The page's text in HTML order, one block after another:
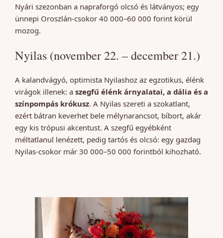
Nyári szezonban a napraforgó olcsó és látványos; egy
ünnepi Oroszlán-csokor 40 000–60 000 forint körül
mozog.
Nyilas (november 22. – december 21.)
A kalandvágyó, optimista Nyilashoz az egzotikus, élénk
virágok illenek: a szegfű élénk árnyalatai, a dália és a
színpompás krókusz. A Nyilas szereti a szokatlant,
ezért bátran keverhet bele mélynarancsot, bíbort, akár
egy kis trópusi akcentust. A szegfű egyébként
méltatlanul lenézett, pedig tartós és olcsó: egy gazdag
Nyilas-csokor már 30 000–50 000 forintból kihozható.